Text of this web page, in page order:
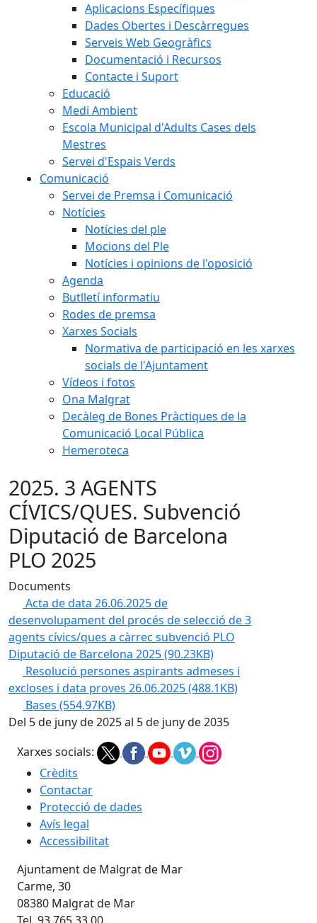
Aplicacions Específiques
Dades Obertes i Descàrregues
Serveis Web Geogràfics
Documentació i Recursos
Contacte i Suport
Educació
Medi Ambient
Escola Municipal d'Adults Cases dels
Mestres
Servei d'Espais Verds
Comunicació
Servei de Premsa i Comunicació
Notícies
Notícies del ple
Mocions del Ple
Notícies i opinions de l'oposició
Agenda
Butlletí informatiu
Rodes de premsa
Xarxes Socials
Normativa de participació en les xarxes
socials de l'Ajuntament
Vídeos i fotos
Ona Malgrat
Decàleg de Bones Pràctiques de la
Comunicació Local Pública
Hemeroteca
2025. 3 AGENTS
CÍVICS/QUES. Subvenció
Diputació de Barcelona
PLO 2025
Documents
Acta de data 26.06.2025 de
desenvolupament del procés de selecció de 3
agents cívics/ques a càrrec subvenció PLO
Diputació de Barcelona 2025(90.23KB)
Resolució persones aspirants admeses i
excloses i data proves 26.06.2025(488.1KB)
Bases (554.97KB)
Del 5 de juny de 2025 al 5 de juny de 2035
Xarxes socials:
Crèdits
Contactar
Protecció de dades
Avís legal
Accessibilitat
Ajuntament de Malgrat de Mar
Carme, 30
08380 Malgrat de Mar